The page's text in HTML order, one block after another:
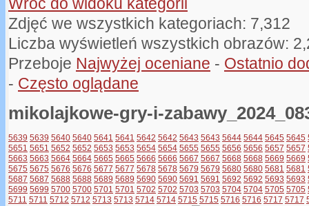
Wróć do widoku kategorii
Zdjęć we wszystkich kategoriach: 7,312
Liczba wyświetleń wszystkich obrazów:
Przeboje Najwyżej oceniane - Ostatnio
- Często oglądane
mikolajkowe-gry-i-
5639 5639 5640 5640 5641 5641 5642 5642 5643 5643 5644 5644 5645 5645
5651 5651 5652 5652 5653 5653 5654 5654 5655 5655 5656 5656 5657 5657
5663 5663 5664 5664 5665 5665 5666 5666 5667 5667 5668 5668 5669 5669
5675 5675 5676 5676 5677 5677 5678 5678 5679 5679 5680 5680 5681 5681
5687 5687 5688 5688 5689 5689 5690 5690 5691 5691 5692 5692 5693 5693
5699 5699 5700 5700 5701 5701 5702 5702 5703 5703 5704 5704 5705 5705
5711 5711 5712 5712 5713 5713 5714 5714 5715 5715 5716 5716 5717 5717